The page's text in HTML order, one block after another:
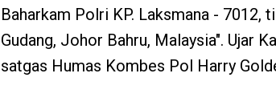
Baharkam Polri KP. Laksmana - 7012,
Gudang, Johor Bahru, Malaysia". Ujar
satgas Humas Kombes Pol Harry